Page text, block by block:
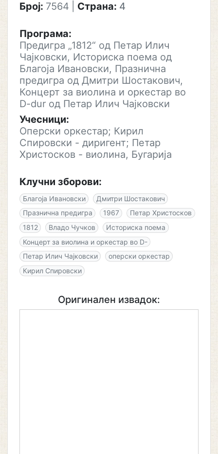
Број: 7564 Страна: 4
Програма:
Предигра „1812“ од Петар Илич
Чајковски, Историска поема од
Благоја Ивановски, Празнична
предигра од Дмитри Шостакович,
Концерт за виолина и оркестар во
D-dur од Петар Илич Чајковски
Учесници:
Оперски оркестар; Кирил
Спировски - диригент; Петар
Христосков - виолина, Бугарија
Клучни зборови:
Благоја Ивановски
Дмитри Шостакович
Празнична предигра
1967
Петар Христосков
1812
Владо Чучков
Историска поема
Концерт за виолина и оркестар во D-
Петар Илич Чајковски
оперски оркестар
Кирил Спировски
Оригинален извадок: